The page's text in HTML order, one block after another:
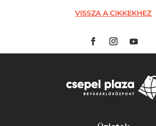
VISSZA A CIKKEKHEZ